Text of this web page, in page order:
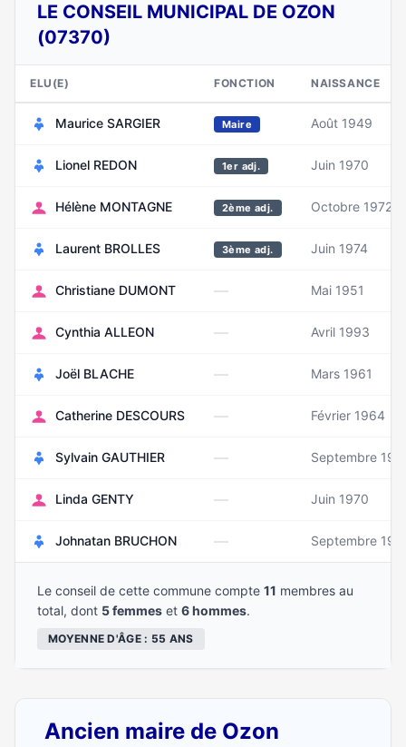
LE CONSEIL MUNICIPAL DE OZON
(07370)
ELU(E) FONCTION NAISSANCE
Maurice SARGIER Maire Août 1949
Lionel REDON 1er adj. Juin 1970
Hélène MONTAGNE 2ème adj. Octobre 1972
Laurent BROLLES 3ème adj. Juin 1974
Christiane DUMONT — Mai 1951
Cynthia ALLEON — Avril 1993
Joël BLACHE — Mars 1961
Catherine DESCOURS — Février 1964
Sylvain GAUTHIER — Septembre
Linda GENTY — Juin 1970
Johnatan BRUCHON — Septembre
Le conseil de cette commune compte 11 membres au
total, dont 5 femmes et 6 hommes.
MOYENNE D'ÂGE : 55 ANS
Ancien maire de Ozon